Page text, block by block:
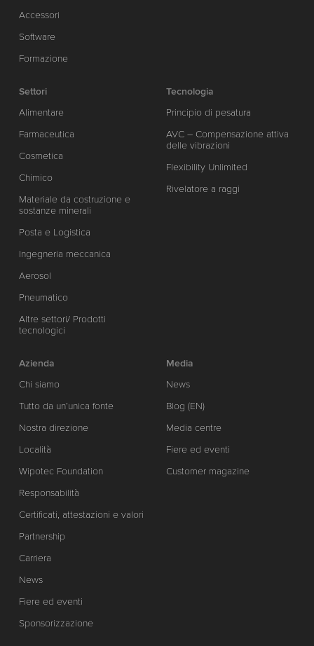
Accessori
Software
Formazione
Settori
Alimentare
Farmaceutica
Cosmetica
Chimico
Materiale da costruzione e
sostanze minerali
Posta e Logistica
Ingegneria meccanica
Aerosol
Pneumatico
Altre settori/ Prodotti
tecnologici
Tecnologia
Principio di pesatura
AVC – Compensazione attiva
delle vibrazioni
Flexibility Unlimited
Rivelatore a raggi
Azienda
Chi siamo
Tutto da un’unica fonte
Nostra direzione
Località
Wipotec Foundation
Responsabilità
Certificati, attestazioni e valori
Partnership
Carriera
News
Fiere ed eventi
Sponsorizzazione
Media
News
Blog (EN)
Media centre
Fiere ed eventi
Customer magazine